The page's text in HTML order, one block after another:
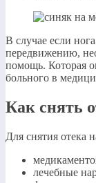
В случае если
передвижению,
помощь. Которая
больного в
Как снять
Для снятия отека
лечебные